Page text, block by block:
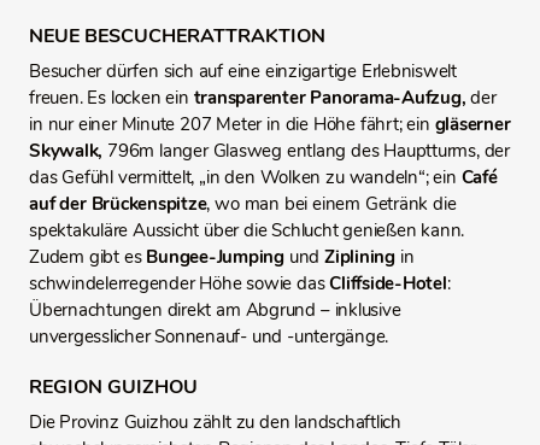
NEUE BESCUCHERATTRAKTION
Besucher dürfen sich auf eine einzigartige Erlebniswelt
freuen. Es locken ein transparenter Panorama-Aufzug, der
in nur einer Minute 207 Meter in die Höhe fährt; ein gläserner
Skywalk, 796m langer Glasweg entlang des Hauptturms, der
das Gefühl vermittelt, „in den Wolken zu wandeln“; ein Café
auf der Brückenspitze, wo man bei einem Getränk die
spektakuläre Aussicht über die Schlucht genießen kann.
Zudem gibt es Bungee-Jumpingund Ziplining in
schwindelerregender Höhe sowie dasCliffside-Hotel:
Übernachtungen direkt am Abgrund – inklusive
unvergesslicher Sonnenauf- und -untergänge.
REGION GUIZHOU
Die Provinz Guizhou zählt zu den landschaftlich